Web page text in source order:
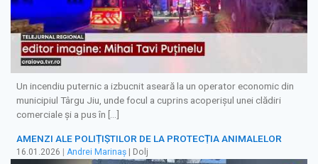
Un incendiu puternic a izbucnit aseară la un operator economic din
municipiul Târgu Jiu, unde focul a cuprins acoperișul unei clădiri
comerciale şi a pus în […]
AMENZI ALE POLIȚIȘTILOR DE LA PROTECȚIA ANIMALELOR
16.01.2026 Andrei Marinaș | Dolj